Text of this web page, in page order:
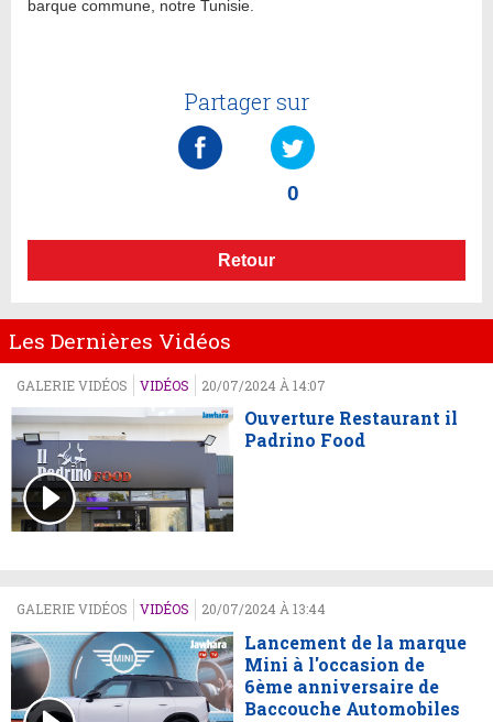
barque commune, notre Tunisie.
Partager sur
0
Retour
Les Dernières Vidéos
GALERIE VIDÉOS VIDÉOS 20/07/2024 À 14:07
Ouverture Restaurant il
Padrino Food
GALERIE VIDÉOS VIDÉOS 20/07/2024 À 13:44
Lancement de la marque
Mini à l'occasion de
6ème anniversaire de
Baccouche Automobiles